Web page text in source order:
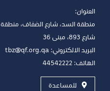
العنوان:
منطقة السد، شارع الضفاف، منطقة 38،
شارع 893، مبنى 36
البريد الالكتروني: tbz@qf.org.qa
الهاتف: 44542222
للمساعدة